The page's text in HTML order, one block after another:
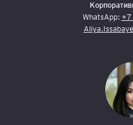
WhatsApp: +7